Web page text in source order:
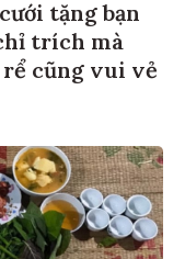
tặng bạn
trích mà
rể cũng vui vẻ